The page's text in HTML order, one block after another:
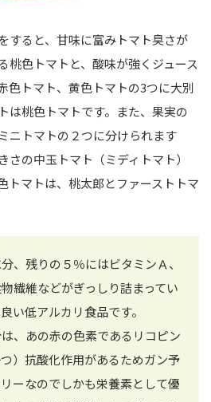
すると、甘味に富みトマト臭さが
桃色トマトと、酸味が強くジュース
色トマト、黄色トマトの3つに大別
は桃色トマトです。また、果実の
ニトマトの２つに分けられます
さの中玉トマト（ミディトマト）
トマトは、桃太郎とファーストトマ
、残りの５％にはビタミンＡ、
繊維などがぎっしり詰まってい
い低アルカリ食品です。
、あの赤の色素であるリコピン
）抗酸化作用があるためガン予
ーなのでしかも栄養素として優